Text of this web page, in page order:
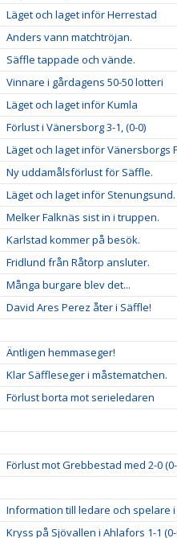
Läget och laget inför Herrestad
Anders vann matchtröjan.
Säffle tappade och vände.
Vinnare i gårdagens 50-50 lotteri
Läget och laget inför Kumla
Förlust i Vänersborg 3-1, (0-0)
Läget och laget inför Vänersborgs
Ny uddamålsförlust för Säffle.
Läget och laget inför Stenungsund.
Melker Falknäs sist in i truppen.
Karlstad kommer på besök.
Fridlund från Råtorp ansluter.
Många burgare blev det...
David Ares Perez åter i Säffle!
Äntligen hemmaseger!
Klar Säffleseger i måstematchen.
Förlust borta mot serieledaren
Förlust mot Grebbestad med 2-0
Information till ledare och spelare i
Kryss på Sjövallen i Ahlafors 1-1